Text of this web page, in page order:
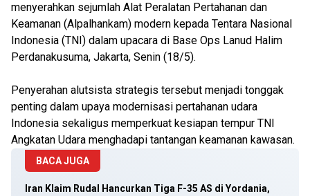
menyerahkan sejumlah Alat Peralatan Pertahanan dan
Keamanan (Alpalhankam) modern kepada Tentara Nasional
Indonesia (TNI) dalam upacara di Base Ops Lanud Halim
Perdanakusuma, Jakarta, Senin (18/5).
Penyerahan alutsista strategis tersebut menjadi tonggak
penting dalam upaya modernisasi pertahanan udara
Indonesia sekaligus memperkuat kesiapan tempur TNI
Angkatan Udara menghadapi tantangan keamanan kawasan.
BACA JUGA
Iran Klaim Rudal Hancurkan Tiga F-35 AS di Yordania,